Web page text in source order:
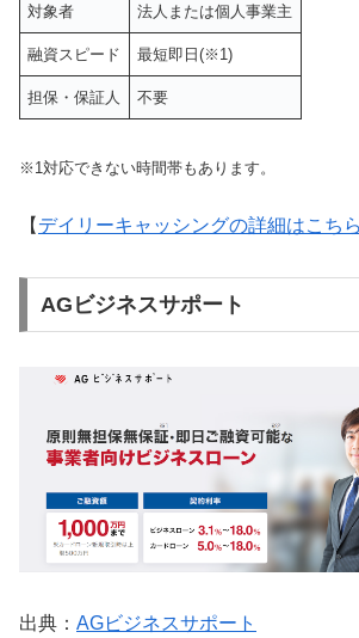
対象者 法人または個人事業主
融資スピード 最短即日(※1)
担保・保証人 不要
※1対応できない時間帯もあります。
【 デイリーキャッシングの詳細はこち
AGビジネスサポート
出典： AGビジネスサポート